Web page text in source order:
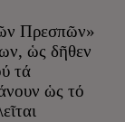
Πρεσπῶν»
ὡς δῆθεν
τά
ὡς τό